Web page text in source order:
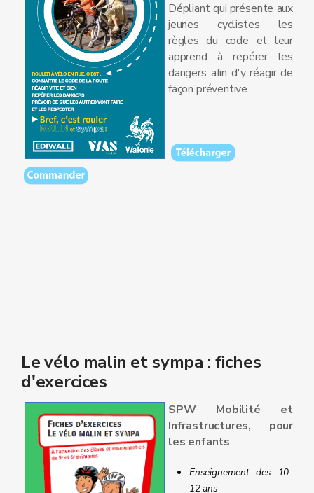
Dépliant qui présente aux
jeunes cyclistes les
règles du code et leur
apprend à repérer les
dangers afin d'y réagir de
façon préventive.
---------------------------------------------------------
Le vélo malin et sympa : fiches
d'exercices
SPW Mobilité et
Infrastructures, pour
les enfants
Enseignement des 10-
12 ans